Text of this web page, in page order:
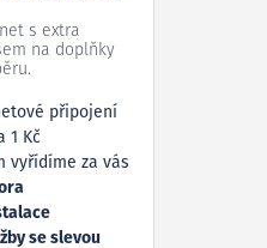
s extra
na doplňky
připojení
1 Kč
vyřídíme za vás
se slevou